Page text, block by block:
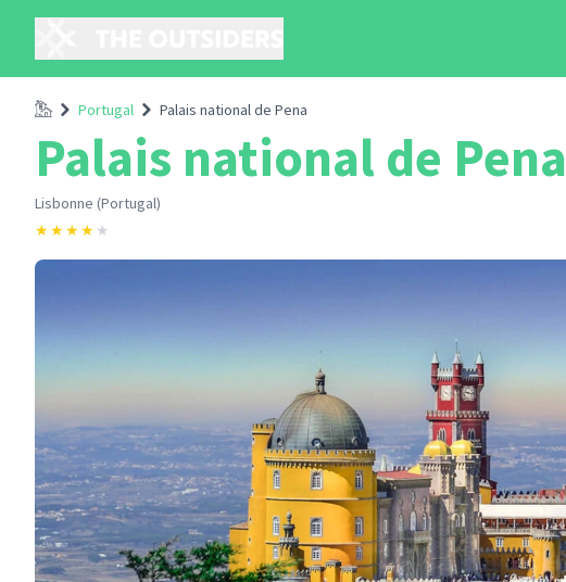
AccueilPortugal Palais national de Pena
Palais national de Pena
Lisbonne (Portugal)
★★★★ ★